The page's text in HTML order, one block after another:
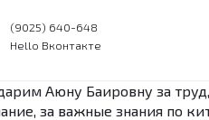
(9025) 640-648
Hello Вконтакте
Аюну Баировну за
за важные знания по